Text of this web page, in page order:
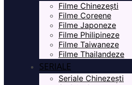
Filme Chinezești
Filme Coreene
Filme Japoneze
Filme Philipineze
Filme Taiwaneze
Filme Thailandeze
SERIALE
Seriale Chinezești